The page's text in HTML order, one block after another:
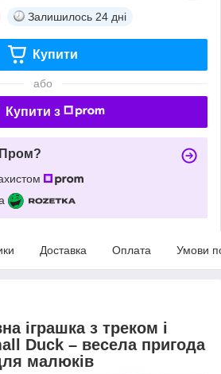
Залишилось 24 дні
Купити
або
Купити з
Пром?
Доставка Оплата Умови
іграшка з треком і
Duck – весела пригода
малюків